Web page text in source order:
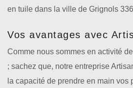
en tuile dans la ville de Grignols
Vos avantages avec
Comme nous sommes en activité
; sachez que, notre entreprise
la capacité de prendre en main vos